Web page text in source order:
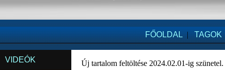
FŐOLDAL | TAGOK
VIDEÓK
Új tartalom feltöltése 2024.02.01-ig szünetel.